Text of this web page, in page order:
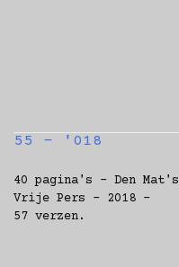
55 - '018
40 pagina's - Den Mat's
Vrije Pers - 2018 -
57 verzen.